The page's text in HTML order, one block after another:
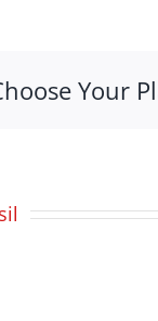
Your